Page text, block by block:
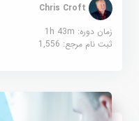
Chris Croft
زمان دوره: 1h 43m
ثبت نام مرجع:1,556